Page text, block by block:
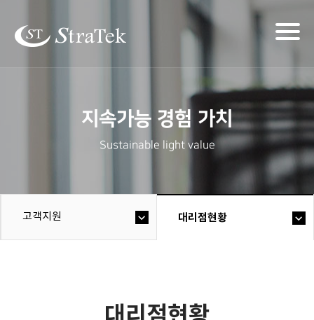
지속가능 경험 가치
Sustainable light value
고객지원 대리점현황